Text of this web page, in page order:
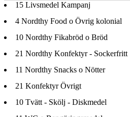
15 Livsmedel Kampanj
4 Nordthy Food o Övrig kolonial
10 Nordthy Fikabröd o Bröd
21 Nordthy Konfektyr - Sockerfritt
11 Nordthy Snacks o Nötter
21 Konfektyr Övrigt
10 Tvätt - Skölj - Diskmedel